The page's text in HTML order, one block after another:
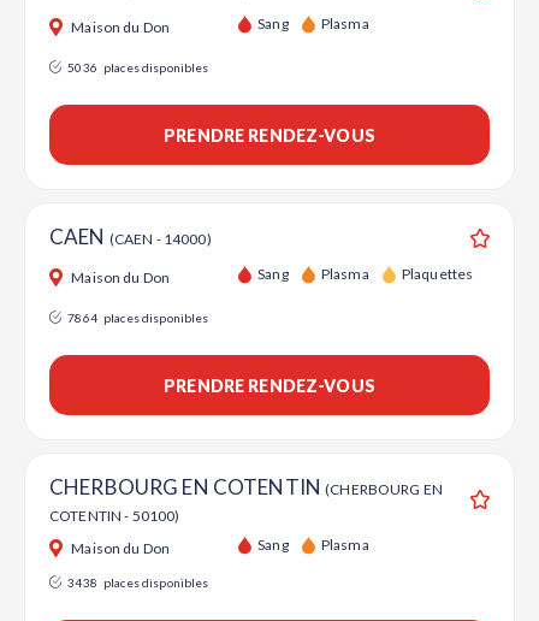
Maison du Don Sang Plasma
5036 places disponibles
PRENDRE RENDEZ-VOUS
CAEN (CAEN - 14000)
Maison du Don Sang Plasma Plaquettes
7864 places disponibles
PRENDRE RENDEZ-VOUS
CHERBOURG EN COTENTIN(CHERBOURG EN
COTENTIN - 50100)
Maison du Don Sang Plasma
3438 places disponibles